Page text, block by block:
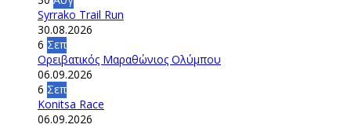
Syrrako Trail Run
30.08.2026
6 Σεπ
Ορειβατικός Μαραθώνιος Ολύμπου
06.09.2026
6 Σεπ
Konitsa Race
06.09.2026